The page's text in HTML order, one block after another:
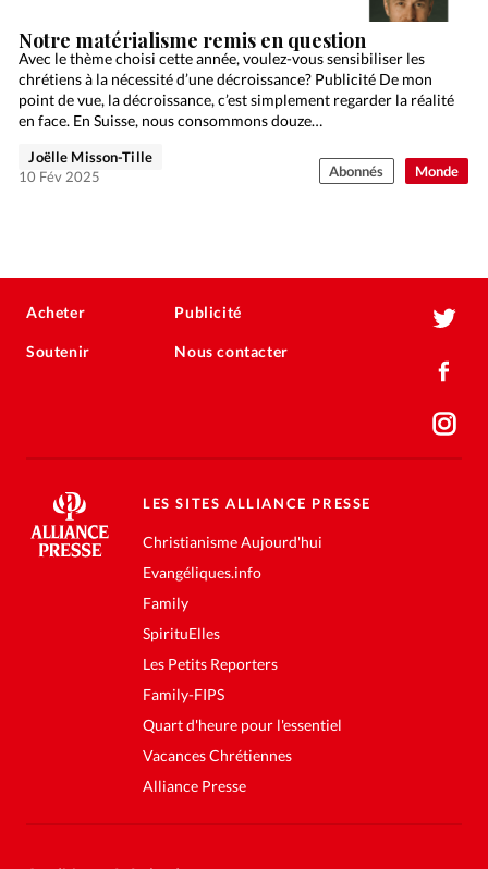
Monde
Notre matérialisme remis en question
Avec le thème choisi cette année, voulez-vous sensibiliser les
chrétiens à la nécessité d’une décroissance? Publicité De mon
point de vue, la décroissance, c’est simplement regarder la réalité
en face. En Suisse, nous consommons douze…
Joëlle Misson-Tille
10 Fév 2025
Abonnés
Acheter
Soutenir
Publicité
Nous contacter
LES SITES ALLIANCE PRESSE
Christianisme Aujourd'hui
Evangéliques.info
Family
SpirituElles
Les Petits Reporters
Family-FIPS
Quart d'heure pour l'essentiel
Vacances Chrétiennes
Alliance Presse